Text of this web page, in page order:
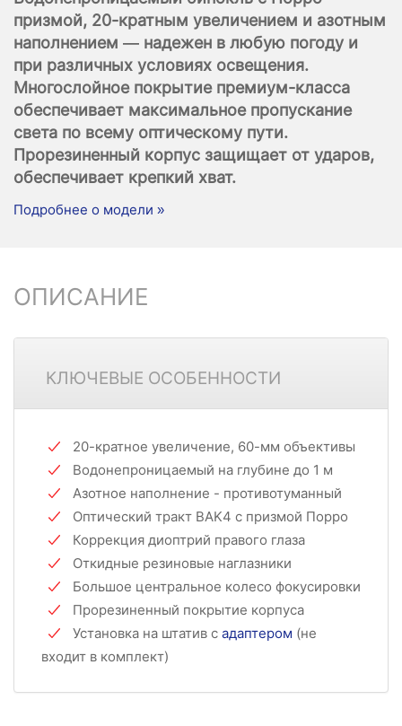
призмой, 20-кратным увеличением и азотным
наполнением — надежен в любую погоду и
при различных условиях освещения.
Многослойное покрытие премиум-класса
обеспечивает максимальное пропускание
света по всему оптическому пути.
Прорезиненный корпус защищает от ударов,
обеспечивает крепкий хват.
Подробнее о модели »
ОПИСАНИЕ
КЛЮЧЕВЫЕ ОСОБЕННОСТИ
20-кратное увеличение, 60-мм объективы
Водонепроницаемый на глубине до 1 м
Азотное наполнение - противотуманный
Оптический тракт BAK4 с призмой Порро
Коррекция диоптрий правого глаза
Откидные резиновые наглазники
Большое центральное колесо фокусировки
Прорезиненный покрытие корпуса
Установка на штатив с адаптером (не
входит в комплект)